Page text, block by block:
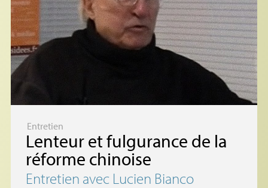
Entretien
Lenteur et fulgurance de la
réforme chinoise
Entretien avec Lucien Bianco